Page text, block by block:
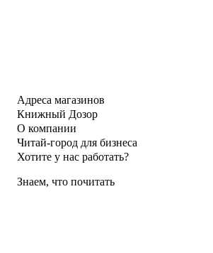
Адреса магазинов
Книжный Дозор
О компании
Читай-город для бизнеса
Хотите у нас работать?
Знаем, что почитать